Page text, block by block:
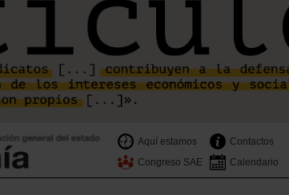
Aquí estamos Contactos
Congreso SAE
Calendario